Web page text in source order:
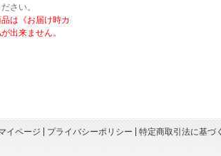
さい。
は《お届け時カ
出来ません。
イページ プライバシーポリシー 特定商取引法に基づ